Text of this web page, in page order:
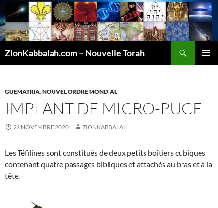
ZionKabbalah.com – Nouvelle Torah
GUEMATRIA,NOUVEL ORDRE MONDIAL
IMPLANT DE MICRO-PUCE
22 NOVEMBRE 2020 ZIONKABBALAH
Les Téfilines sont constitués de deux petits boîtiers cubiques
contenant quatre passages bibliques et attachés au bras et à la
tête.